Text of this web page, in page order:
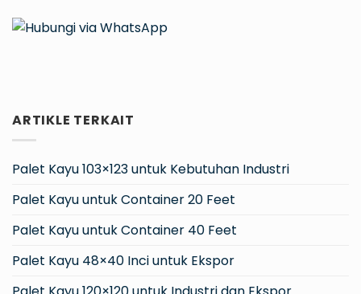
ARTIKLE TERKAIT
Palet Kayu 103×123 untuk Kebutuhan Industri
Palet Kayu untuk Container 20 Feet
Palet Kayu untuk Container 40 Feet
Palet Kayu 48×40 Inci untuk Ekspor